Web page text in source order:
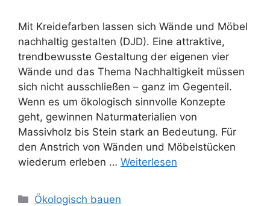
Mit Kreidefarben lassen sich Wände und Möbel
nachhaltig gestalten (DJD). Eine attraktive,
trendbewusste Gestaltung der eigenen vier
Wände und das Thema Nachhaltigkeit müssen
sich nicht ausschließen – ganz im Gegenteil.
Wenn es um ökologisch sinnvolle Konzepte
geht, gewinnen Naturmaterialien von
Massivholz bis Stein stark an Bedeutung. Für
den Anstrich von Wänden und Möbelstücken
wiederum erleben … Weiterlesen
Kategorien
Ökologisch bauen